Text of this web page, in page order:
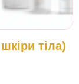
тіла)